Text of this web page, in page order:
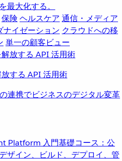
大化する。
保険 ヘルスケア 通信・メディア
ナイゼーション クラウドへの移
単一の顧客ビュー
する API 活用術
連携でビジネスのデジタル変革
Platform 入門基礎コース：公
ザイン、ビルド、デプロイ、管